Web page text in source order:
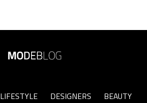
LIFESTYLE DESIGNERS
BEAUTY